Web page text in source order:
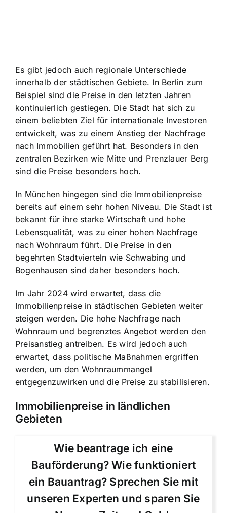
Es gibt jedoch auch regionale Unterschiede
innerhalb der städtischen Gebiete. In Berlin zum
Beispiel sind die Preise in den letzten Jahren
kontinuierlich gestiegen. Die Stadt hat sich zu
einem beliebten Ziel für internationale Investoren
entwickelt, was zu einem Anstieg der Nachfrage
nach Immobilien geführt hat. Besonders in den
zentralen Bezirken wie Mitte und Prenzlauer Berg
sind die Preise besonders hoch.
In München hingegen sind die Immobilienpreise
bereits auf einem sehr hohen Niveau. Die Stadt ist
bekannt für ihre starke Wirtschaft und hohe
Lebensqualität, was zu einer hohen Nachfrage
nach Wohnraum führt. Die Preise in den
begehrten Stadtvierteln wie Schwabing und
Bogenhausen sind daher besonders hoch.
Im Jahr 2024 wird erwartet, dass die
Immobilienpreise in städtischen Gebieten weiter
steigen werden. Die hohe Nachfrage nach
Wohnraum und begrenztes Angebot werden den
Preisanstieg antreiben. Es wird jedoch auch
erwartet, dass politische Maßnahmen ergriffen
werden, um den Wohnraummangel
entgegenzuwirken und die Preise zu stabilisieren.
Immobilienpreise in ländlichen
Gebieten
Wie beantrage ich eine
Bauförderung? Wie funktioniert
ein Bauantrag? Sprechen Sie mit
unseren Experten und sparen Sie